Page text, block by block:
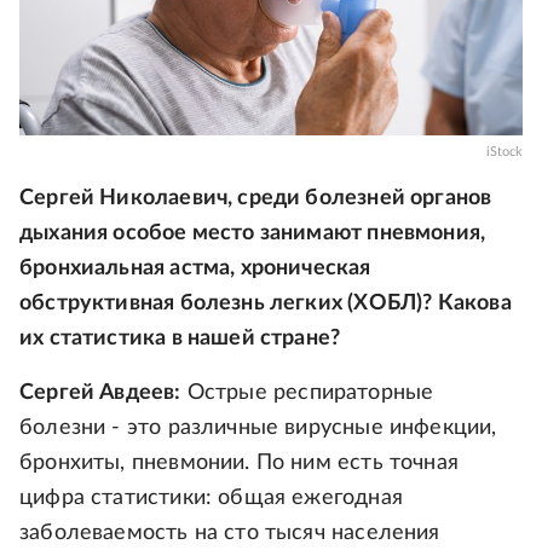
iStock
Сергей Николаевич, среди болезней органов
дыхания особое место занимают пневмония,
бронхиальная астма, хроническая
обструктивная болезнь легких (ХОБЛ)? Какова
их статистика в нашей стране?
Сергей Авдеев: Острые респираторные
болезни - это различные вирусные инфекции,
бронхиты, пневмонии. По ним есть точная
цифра статистики: общая ежегодная
заболеваемость на сто тысяч населения